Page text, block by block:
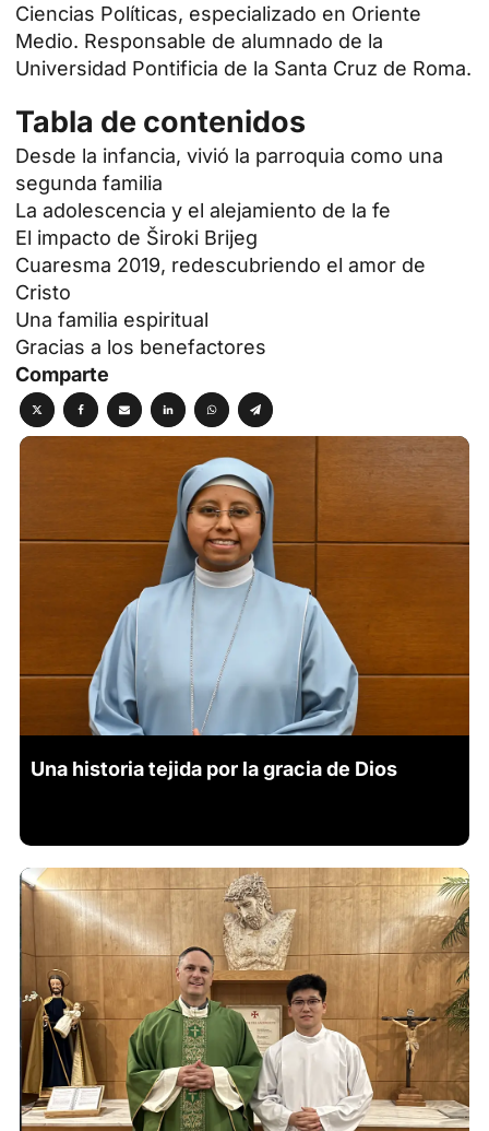
Ciencias Políticas, especializado en Oriente
Medio. Responsable de alumnado de la
Universidad Pontificia de la Santa Cruz de Roma.
Tabla de contenidos
Desde la infancia, vivió la parroquia como una
segunda familia
La adolescencia y el alejamiento de la fe
El impacto de Široki Brijeg
Cuaresma 2019, redescubriendo el amor de
Cristo
Una familia espiritual
Gracias a los benefactores
Comparte
Una historia tejida por la gracia de Dios